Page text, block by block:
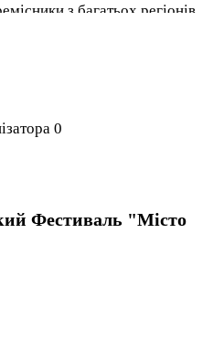
з багатьох регіонів
крафтових сирів, вина,
іграшки ручної роботи
художні вироби, вишукані
нашу перемогу!
0
Фестиваль "Місто